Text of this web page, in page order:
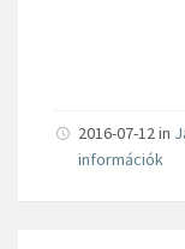
2016-07-12 in
információk